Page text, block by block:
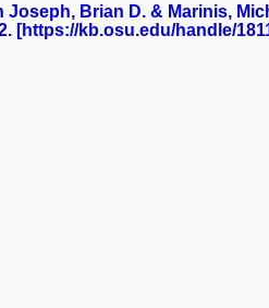
Brian D. & Marinis,
[https://kb.osu.edu/handle/